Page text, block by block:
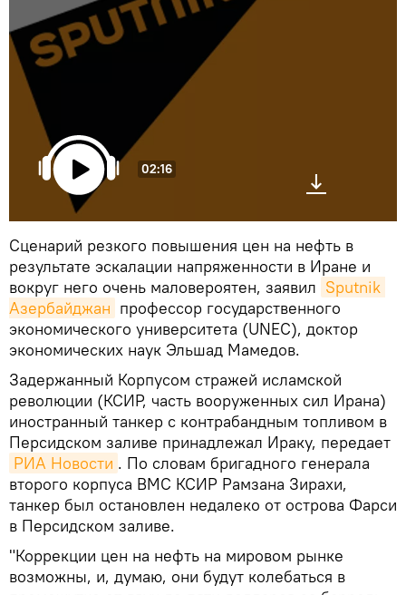
02:16
Сценарий резкого повышения цен на нефть в
результате эскалации напряженности в Иране и
вокруг него очень маловероятен, заявил Sputnik
Азербайджан профессор государственного
экономического университета (UNEC), доктор
экономических наук Эльшад Мамедов.
Задержанный Корпусом стражей исламской
революции (КСИР, часть вооруженных сил Ирана)
иностранный танкер с контрабандным топливом в
Персидском заливе принадлежал Ираку, передает
РИА Новости . По словам бригадного генерала
второго корпуса ВМС КСИР Рамзана Зирахи,
танкер был остановлен недалеко от острова Фарси
в Персидском заливе.
"Коррекции цен на нефть на мировом рынке
возможны, и, думаю, они будут колебаться в